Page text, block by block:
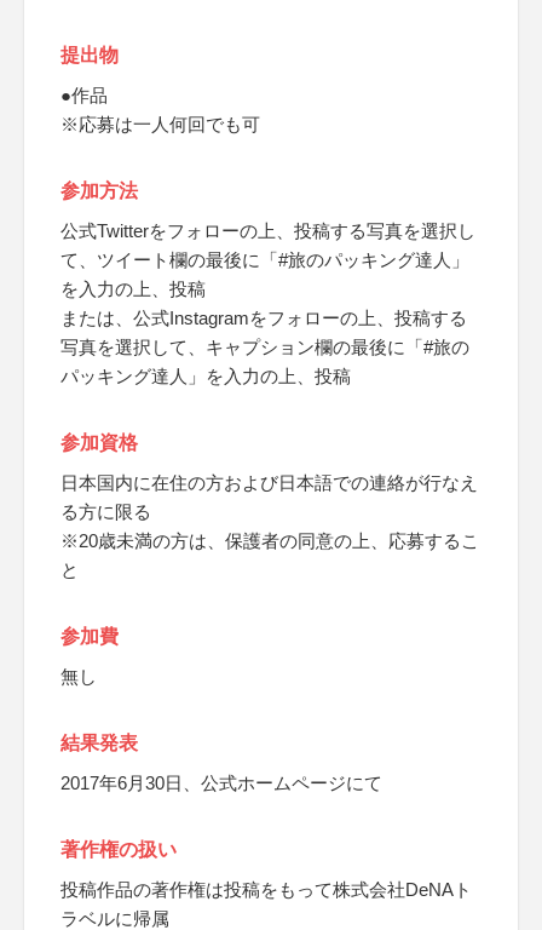
提出物
●作品
※応募は一人何回でも可
参加方法
公式Twitterをフォローの上、投稿する写真を選択し
て、ツイート欄の最後に「#旅のパッキング達人」
を入力の上、投稿
または、公式Instagramをフォローの上、投稿する
写真を選択して、キャプション欄の最後に「#旅の
パッキング達人」を入力の上、投稿
参加資格
日本国内に在住の方および日本語での連絡が行なえ
る方に限る
※20歳未満の方は、保護者の同意の上、応募するこ
と
参加費
無し
結果発表
2017年6月30日、公式ホームページにて
著作権の扱い
投稿作品の著作権は投稿をもって株式会社DeNAト
ラベルに帰属